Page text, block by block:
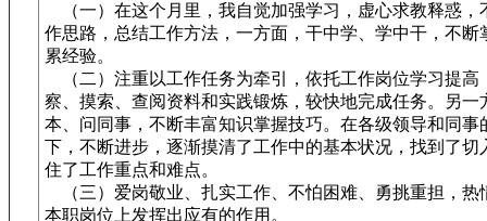
（一）在这个月里，我自觉加强学习，虚心求教释惑，
作思路，总结工作方法，一方面，干中学、学中干，不断
累经验。
（二）注重以工作任务为牵引，依托工作岗位学习提高
察、摸索、查阅资料和实践锻炼，较快地完成任务。另一
本、问同事，不断丰富知识掌握技巧。在各级领导和同事
下，不断进步，逐渐摸清了工作中的基本状况，找到了切
住了工作重点和难点。
（三）爱岗敬业、扎实工作、不怕困难、勇挑重担，热
本职岗位上发挥出应有的作用。